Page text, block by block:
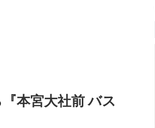
本宮大社前 バス